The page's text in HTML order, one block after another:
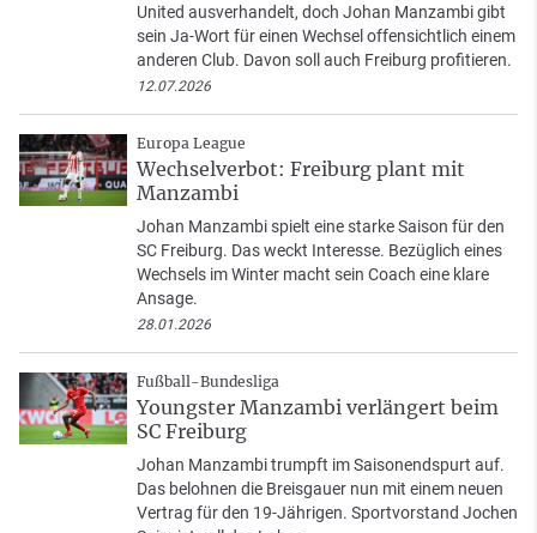
United ausverhandelt, doch Johan Manzambi gibt
sein Ja-Wort für einen Wechsel offensichtlich einem
anderen Club. Davon soll auch Freiburg profitieren.
12.07.2026
Europa League
Wechselverbot: Freiburg plant mit
Manzambi
Johan Manzambi spielt eine starke Saison für den
SC Freiburg. Das weckt Interesse. Bezüglich eines
Wechsels im Winter macht sein Coach eine klare
Ansage.
28.01.2026
Fußball-Bundesliga
Youngster Manzambi verlängert beim
SC Freiburg
Johan Manzambi trumpft im Saisonendspurt auf.
Das belohnen die Breisgauer nun mit einem neuen
Vertrag für den 19-Jährigen. Sportvorstand Jochen